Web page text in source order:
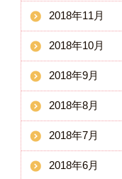
2018年11月
2018年10月
2018年9月
2018年8月
2018年7月
2018年6月